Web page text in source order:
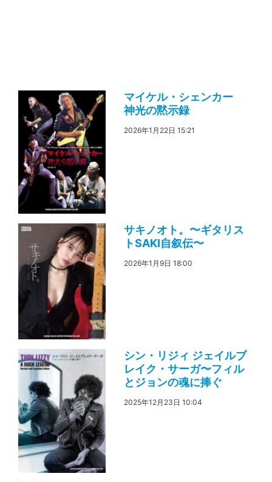
マイケル・シェンカー
神光の黙示録
2026年1月22日 15:21
サキノオト。〜ギタリス
トSAKI自叙伝〜
2026年1月9日 18:00
シン・リジィ ジェイルブ
レイク・サーガ〜フィル
とジョンの魂に捧ぐ
2025年12月23日 10:04